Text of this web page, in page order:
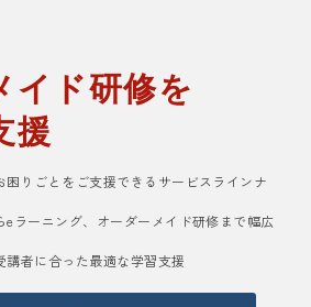
イド研修を
援
りごとをご支援できるサービスラインナ
ラーニング、オーダーメイド研修まで幅広
者に合った最適な学習支援